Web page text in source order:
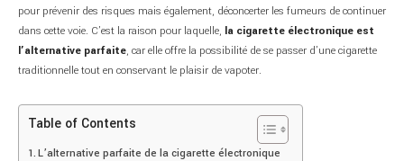
pour prévenir des risques mais également, déconcerter les fumeurs de continuer
dans cette voie. C’est la raison pour laquelle, la cigarette électronique est
l’alternative parfaite, car elle offre la possibilité de se passer d’une cigarette
traditionnelle tout en conservant le plaisir de vapoter.
Table of Contents
L’alternative parfaite de la cigarette électronique